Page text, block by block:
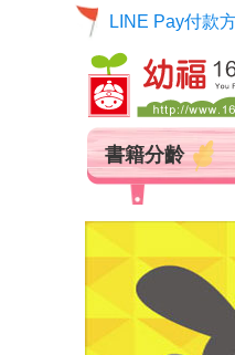
LINE Pay付款
書籍分齡